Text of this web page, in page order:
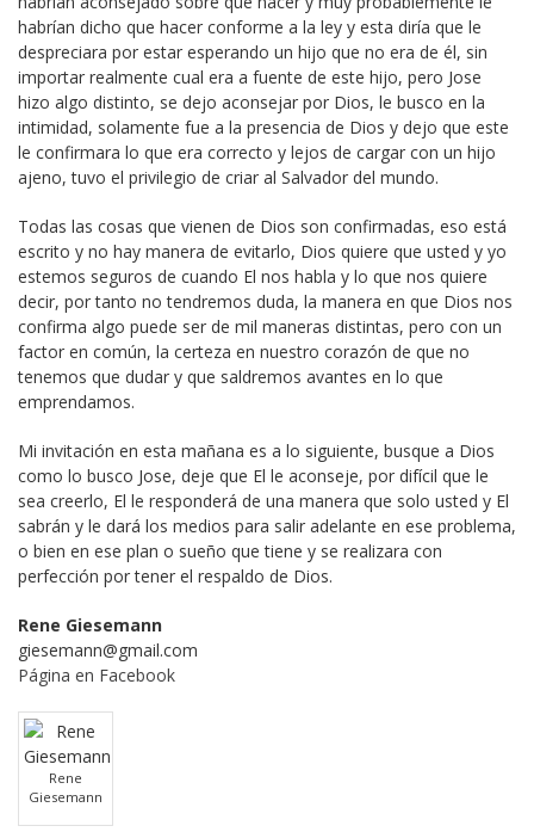
habrían dicho que hacer conforme a la ley y esta diría que le
despreciara por estar esperando un hijo que no era de él, sin
importar realmente cual era a fuente de este hijo, pero Jose
hizo algo distinto, se dejo aconsejar por Dios, le busco en la
intimidad, solamente fue a la presencia de Dios y dejo que este
le confirmara lo que era correcto y lejos de cargar con un hijo
ajeno, tuvo el privilegio de criar al Salvador del mundo.
Todas las cosas que vienen de Dios son confirmadas, eso está
escrito y no hay manera de evitarlo, Dios quiere que usted y yo
estemos seguros de cuando El nos habla y lo que nos quiere
decir, por tanto no tendremos duda, la manera en que Dios nos
confirma algo puede ser de mil maneras distintas, pero con un
factor en común, la certeza en nuestro corazón de que no
tenemos que dudar y que saldremos avantes en lo que
emprendamos.
Mi invitación en esta mañana es a lo siguiente, busque a Dios
como lo busco Jose, deje que El le aconseje, por difícil que le
sea creerlo, El le responderá de una manera que solo usted y El
sabrán y le dará los medios para salir adelante en ese problema,
o bien en ese plan o sueño que tiene y se realizara con
perfección por tener el respaldo de Dios.
Rene Giesemann
giesemann@gmail.com
Página en Facebook
Rene
Giesemann